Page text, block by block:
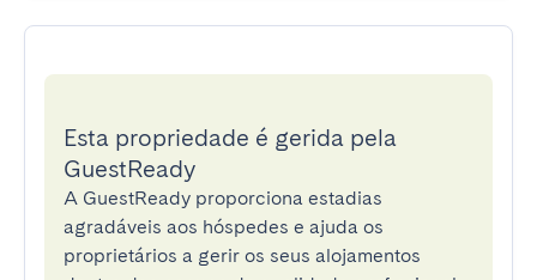
Esta propriedade é gerida pela
GuestReady
A GuestReady proporciona estadias
agradáveis aos hóspedes e ajuda os
proprietários a gerir os seus alojamentos